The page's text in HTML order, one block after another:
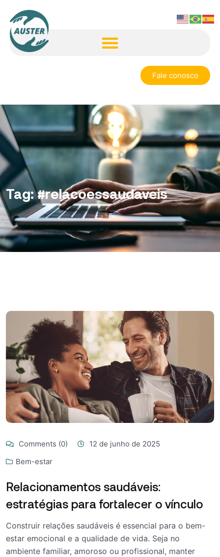
Fale conosco
Tag:#relacoessaudaveis
Comments (0)
12 de junho de 2025
Bem-estar
Relacionamentos saudáveis:
estratégias para fortalecer o vínculo
Construir relações saudáveis é essencial para o bem-
estar emocional e a qualidade de vida. Seja no
ambiente familiar, amoroso ou profissional, manter